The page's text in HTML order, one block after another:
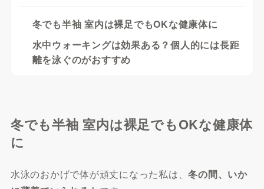
冬でも半袖 室内は裸足でもOKな健康体に
水中ウォーキングは効果ある？個人的には長距
離を泳ぐのがおすすめ
冬でも半袖 室内は裸足でもOKな健康体
に
水泳のおかげで体が頑丈になった私は、冬の間、いか